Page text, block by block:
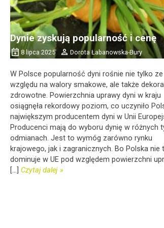
Dynie zyskują popularność i cenę
8 lipca 2025 Dorota Łabanowska-Bury
W Polsce popularność dyni rośnie nie tylko ze
względu na walory smakowe, ale także
zdrowotne. Powierzchnia uprawy dyni w kraju
osiągnęła rekordowy poziom, co uczyniło
największym producentem dyni w Unii
Producenci mają do wyboru dynię w różnych
odmianach. Jest to wymóg zarówno rynku
krajowego, jak i zagranicznych. Bo Polska nie
dominuje w UE pod względem powierzchni
[...] Czytaj dalej